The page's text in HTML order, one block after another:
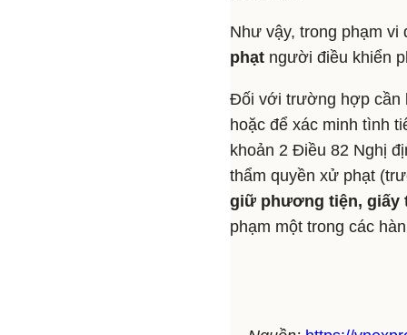
Như vậy, trong phạm
phạt người điều khiển
Đối với trường hợp cần
hoặc để xác minh tình
khoản 2 Điều 82 Nghị
thẩm quyền xử phạt
giữ phương tiện,
phạm một trong các